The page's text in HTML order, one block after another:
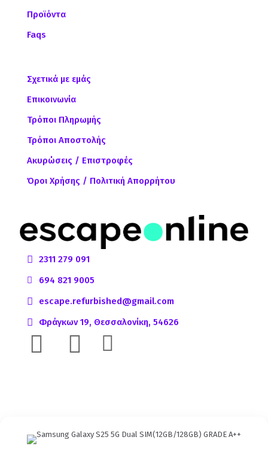
Προϊόντα
Faqs
Σχετικά με εμάς
Επικοινωνία
Τρόποι Πληρωμής
Τρόποι Αποστολής
Ακυρώσεις / Επιστροφές
Όροι Χρήσης / Πολιτική Απορρήτου
2311 279 091
694 821 9005
escape.refurbished@gmail.com
Φράγκων 19, Θεσσαλονίκη, 54626